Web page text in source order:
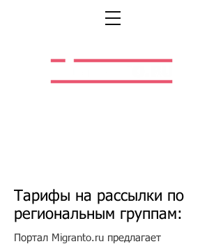
Тарифы на рассылки по
региональным группам:
Портал Migranto.ru предлагает